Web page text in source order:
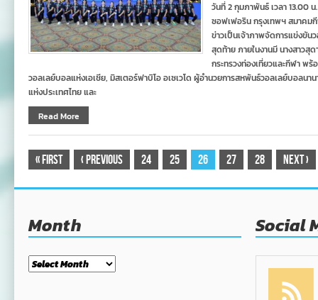
วันที่ 2 กุมภาพันธ์ เวลา 13.00
ซอฟเฟอริน กรุงเทพฯ สมาคม
ข่าวเป็นเจ้าภาพจัดการแข่งขั
สุดท้าย ภายในงานมี นางสาวสุ
กระทรวงท่องเที่ยวและกีฬา พ
วอลเลย์บอลแห่งเอเชีย, มิสเตอร์ฟาบิโอ อเซเวโด ผู้อำนวยการสหพันธ์วอลเลย์บอลน
แห่งประเทศไทย และ
Read More
« First ‹ Previous 24 25 26 27 28 Next›
Month
Month
Social